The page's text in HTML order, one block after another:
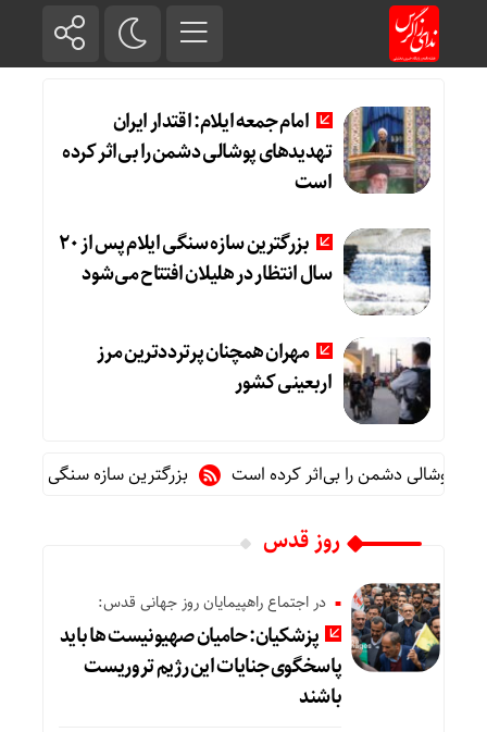
امام جمعه ایلام: اقتدار ایران
تهدیدهای پوشالی دشمن را بی‌اثر کرده
است
بزرگترین سازه سنگی ایلام پس از ۲۰
سال انتظار در هلیلان افتتاح می‌شود
مهران همچنان پرترددترین مرز
اربعینی کشور
پوشالی دشمن را بی‌اثر کرده است بزرگترین سازه سنگی ایلام پس از ۲۰ سال انتظار در هلیلان
روز قدس
در اجتماع راهپیمایان روز جهانی قدس:
پزشکیان: حامیان صهیونیست ها باید
پاسخگوی جنایات این رژیم تروریست
باشند